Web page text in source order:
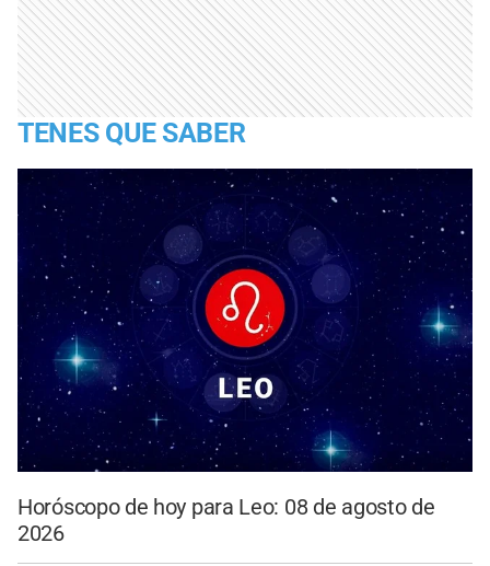
TENES QUE SABER
Horóscopo de hoy para Leo: 08 de agosto de
2026